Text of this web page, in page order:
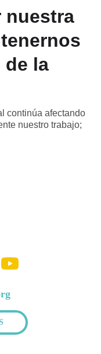
nuestra
de la
continúa afectando
nuestro trabajo;